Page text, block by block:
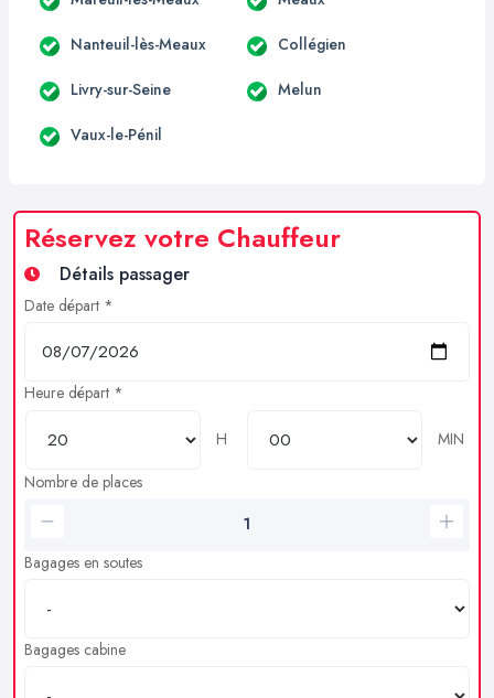
Nanteuil-lès-Meaux Collégien
Livry-sur-Seine Melun
Vaux-le-Pénil
Réservez votre Chauffeur
Détails passager
Date départ *
Heure départ *
H
MIN
Nombre de places
Bagages en soutes
Bagages cabine